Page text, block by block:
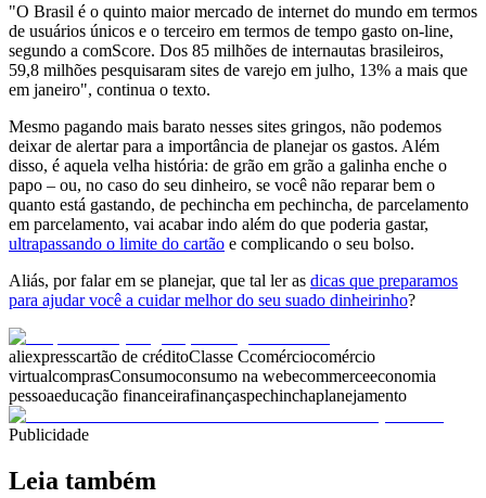
"O Brasil é o quinto maior mercado de internet do mundo em termos
de usuários únicos e o terceiro em termos de tempo gasto on-line,
segundo a comScore. Dos 85 milhões de internautas brasileiros,
59,8 milhões pesquisaram sites de varejo em julho, 13% a mais que
em janeiro", continua o texto.
Mesmo pagando mais barato nesses sites gringos, não podemos
deixar de alertar para a importância de planejar os gastos. Além
disso, é aquela velha história: de grão em grão a galinha enche o
papo – ou, no caso do seu dinheiro, se você não reparar bem o
quanto está gastando, de pechincha em pechincha, de parcelamento
em parcelamento, vai acabar indo além do que poderia gastar,
ultrapassando o limite do cartão e complicando o seu bolso.
Aliás, por falar em se planejar, que tal ler as dicas que preparamos
para ajudar você a cuidar melhor do seu suado dinheirinho?
aliexpresscartão de créditoClasse Ccomérciocomércio
virtualcomprasConsumoconsumo na webecommerceeconomia
pessoaeducação financeirafinançaspechinchaplanejamento
Publicidade
Leia também